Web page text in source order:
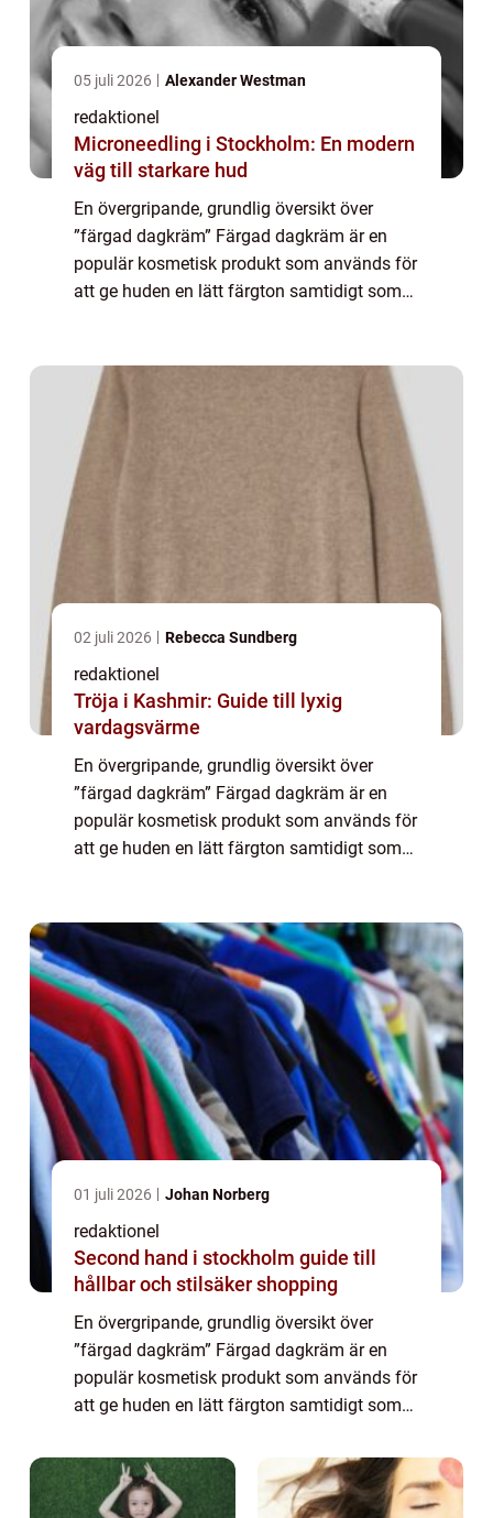
05 juli 2026 Alexander Westman
redaktionel
Microneedling i Stockholm: En modern
väg till starkare hud
En övergripande, grundlig översikt över
”färgad dagkräm” Färgad dagkräm är en
populär kosmetisk produkt som används för
att ge huden en lätt färgton samtidigt som
02 juli 2026 Rebecca Sundberg
redaktionel
Tröja i Kashmir: Guide till lyxig
vardagsvärme
En övergripande, grundlig översikt över
”färgad dagkräm” Färgad dagkräm är en
populär kosmetisk produkt som används för
att ge huden en lätt färgton samtidigt som
01 juli 2026 Johan Norberg
redaktionel
Second hand i stockholm guide till
hållbar och stilsäker shopping
En övergripande, grundlig översikt över
”färgad dagkräm” Färgad dagkräm är en
populär kosmetisk produkt som används för
att ge huden en lätt färgton samtidigt som
skadliga strålar. Det är en produkt s...